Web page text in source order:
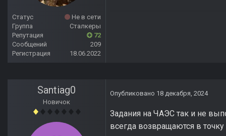
Статус
Не в сети
Группа
Сталкеры
Репутация
72
Сообщений
209
Регистрация
18.06.2022
Santiag0
Новичок
Опубликовано 18 декабря, 2024
Задания на ЧАЭС так и не
всегда возвращаются в точку